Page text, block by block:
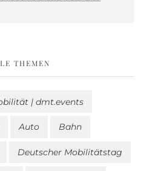
THEMEN
| dmt.events
Auto Bahn
Deutscher Mobilitätstag